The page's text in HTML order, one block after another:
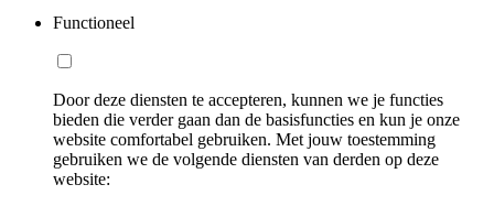
Functioneel
Door deze diensten te accepteren, kunnen we je functies
bieden die verder gaan dan de basisfuncties en kun je onze
website comfortabel gebruiken. Met jouw toestemming
gebruiken we de volgende diensten van derden op deze
website: